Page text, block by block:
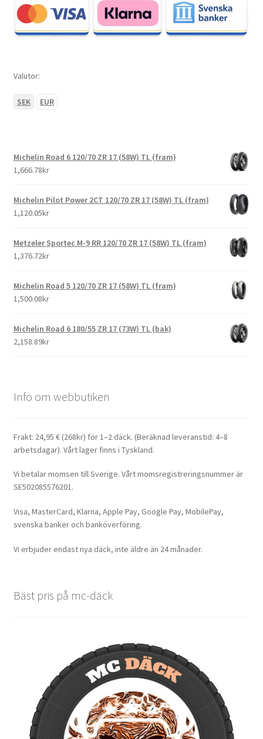
Valutor:
SEK EUR
Michelin Road 6 120/70 ZR 17 (58W) TL (fram)
1,666.78kr
Michelin Pilot Power 2CT 120/70 ZR 17 (58W) TL (fram)
1,120.05kr
Metzeler Sportec M-9 RR 120/70 ZR 17 (58W) TL (fram)
1,376.72kr
Michelin Road 5 120/70 ZR 17 (58W) TL (fram)
1,500.08kr
Michelin Road 6 180/55 ZR 17 (73W) TL (bak)
2,158.89kr
Info om webbutiken
Frakt: 24,95 € (268kr) för 1–2 däck. (Beräknad leveranstid: 4–8
arbetsdagar). Vårt lager finns i Tyskland.
Vi betalar momsen till Sverige. Vårt momsregistreringsnummer är
SE502085576201.
Visa, MasterCard, Klarna, Apple Pay, Google Pay, MobilePay,
svenska banker och banköverföring.
Vi erbjuder endast nya däck, inte äldre än 24 månader.
Bäst pris på mc-däck